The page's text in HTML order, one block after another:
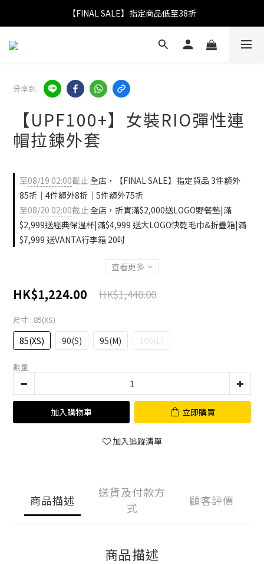
【FINAL SALE】指定商品低至38折
【FINAL SALE】指定商品低至38折
折實滿$2,000送LOGO野餐墊｜滿$2,999送經典保溫杯
【FINAL SALE】指定商品低至38折
分享到
【UPF100+】女裝RIO彈性連
帽拉鍊外套
至08/19 02:00截止全店，【FINAL SALE】指定貨品 3件額外
85折｜4件額外8折｜5件額外75折
至08/20 02:00截止全店，折實滿$2,000送LOGO野餐墊|滿
$2,999送經典保溫杯|滿$4,999 送大LOGO快乾毛巾&折疊箱|滿
$7,999 送VANTA行李箱 20吋
查看更多
HK$1,224.00 HK$1,440.00
尺寸 : 85(XS)
85(XS) 90(S) 95(M) 100(L)
數量
加入購物車 立即購買
加入追蹤清單
商品描述
送貨及付款方
式
顧客評價
商品描述